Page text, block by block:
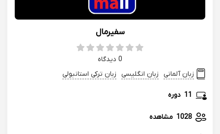
سفیرمال
0 دیدگاه
زبان آلمانی زبان انگلیسی زبان ترکی استانبولی
11 دوره
1028 مشاهده